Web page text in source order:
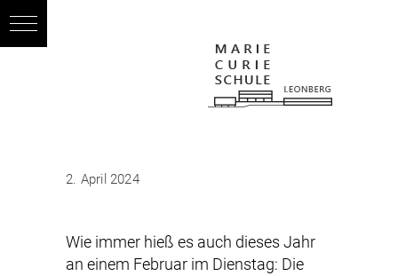
2. April 2024
Wie immer hieß es auch dieses Jahr
an einem Februar im Dienstag: Die